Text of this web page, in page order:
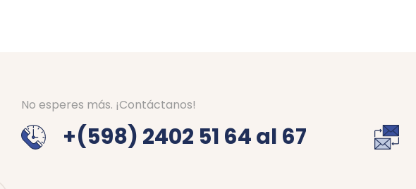
No esperes más. ¡Contáctanos!
+(598) 2402 51 64 al 67